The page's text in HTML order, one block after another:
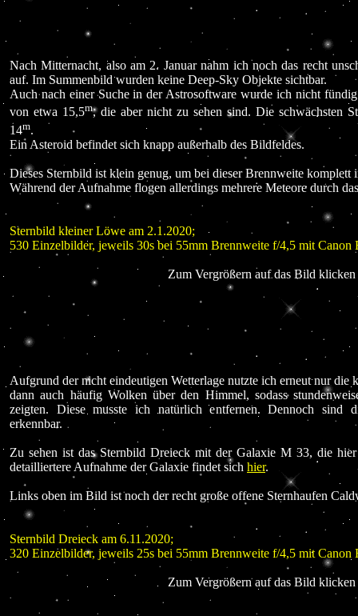
Nach Mitternacht, also am 2. Januar nahm ich noch das recht
auf. Im Summenbild wurden keine Deep-Sky Objekte sichtbar.
Auch nach einer Suche in der Astrosoftware wurde ich nicht
von etwa 15,5m, die aber nicht zu sehen sind. Die schwächsten
14m.
Ein Asteroid befindet sich knapp außerhalb des Bildfeldes.
Dieses Sternbild ist klein genug, um bei dieser Brennweite komplett
Während der Aufnahme flogen allerdings mehrere Meteore durch
Sternbild kleiner Löwe am 2.1.2020;
530 Einzelbilder, jeweils 30s bei 55mm Brennweite f/4,5 mit
Zum Vergrößern auf das Bild
Aufgrund der nicht eindeutigen Wetterlage nutzte ich erneut nur die
dann auch häufig Wolken über den Himmel, sodass
zeigten. Diese musste ich natürlich entfernen. Dennoch sind
erkennbar.
Zu sehen ist das Sternbild Dreieck mit der Galaxie M 33, die
detailliertere Aufnahme der Galaxie findet sich hier.
Links oben im Bild ist noch der recht große offene Sternhaufen
Sternbild Dreieck am 6.11.2020;
320 Einzelbilder, jeweils 25s bei 55mm Brennweite f/4,5 mit
Zum Vergrößern auf das Bild